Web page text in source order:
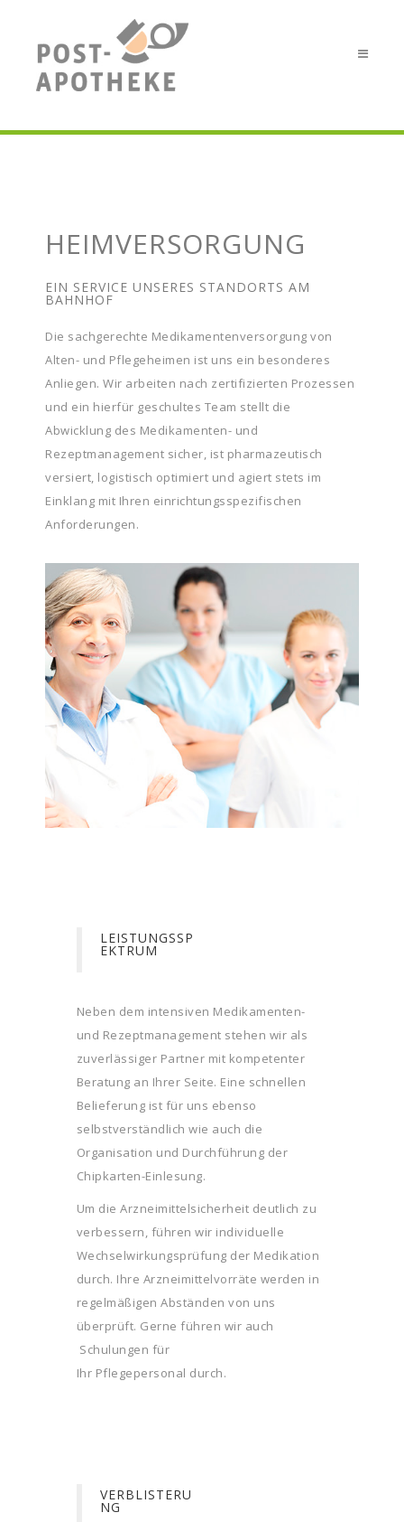
HEIMVERSORGUNG
EIN SERVICE UNSERES STANDORTS AM
BAHNHOF
Die sachgerechte Medikamentenversorgung von
Alten- und Pflegeheimen ist uns ein besonderes
Anliegen. Wir arbeiten nach zertifizierten Prozessen
und ein hierfür geschultes Team stellt die
Abwicklung des Medikamenten- und
Rezeptmanagement sicher, ist pharmazeutisch
versiert, logistisch optimiert und agiert stets im
Einklang mit Ihren einrichtungsspezifischen
Anforderungen.
LEISTUNGSSP
EKTRUM
Neben dem intensiven Medikamenten-
und Rezeptmanagement stehen wir als
zuverlässiger Partner mit kompetenter
Beratung an Ihrer Seite. Eine schnellen
Belieferung ist für uns ebenso
selbstverständlich wie auch die
Organisation und Durchführung der
Chipkarten-Einlesung.
Um die Arzneimittelsicherheit deutlich zu
verbessern, führen wir individuelle
Wechselwirkungsprüfung der Medikation
durch. Ihre Arzneimittelvorräte werden in
regelmäßigen Abständen von uns
überprüft. Gerne führen wir auch
Schulungen für
Ihr Pflegepersonal durch.
VERBLISTERU
NG